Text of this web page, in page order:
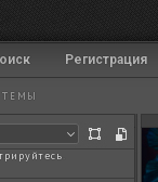
Регистрация